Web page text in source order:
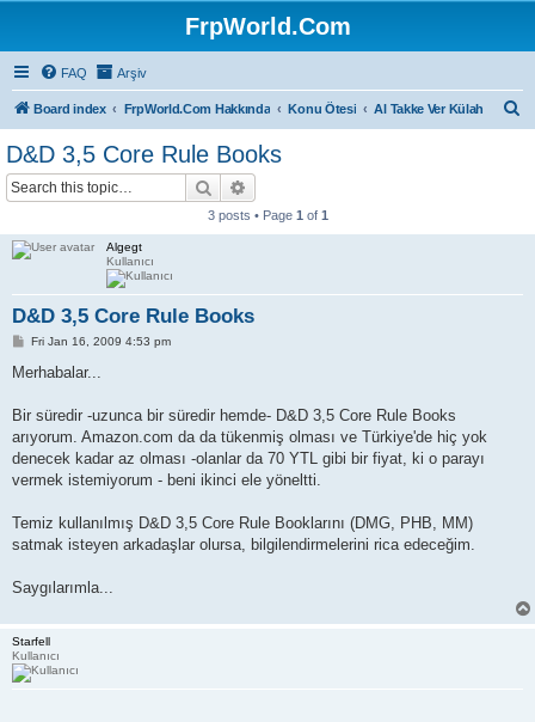
FrpWorld.Com
FAQ Arşiv
Board index FrpWorld.Com Hakkında Konu Ötesi Al Takke Ver Külah
D&D 3,5 Core Rule Books
Search
3 posts • Page 1 of 1
Algegt
Kullanıcı
D&D 3,5 Core Rule Books
P
s
Fri Jan 16, 2009 4:53 pm
Merhabalar...
Bir süredir -uzunca bir süredir hemde- D&D 3,5 Core Rule Books
arıyorum. Amazon.com da da tükenmiş olması ve Türkiye'de hiç yok
denecek kadar az olması -olanlar da 70 YTL gibi bir fiyat, ki o parayı
vermek istemiyorum - beni ikinci ele yöneltti.
Temiz kullanılmış D&D 3,5 Core Rule Booklarını (DMG, PHB, MM)
satmak isteyen arkadaşlar olursa, bilgilendirmelerini rica edeceğim.
Saygılarımla...
Starfell
Kullanıcı